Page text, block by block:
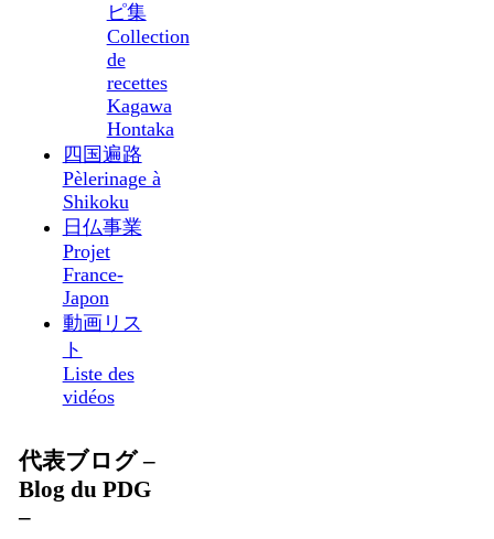
ピ集
Collection
de
recettes
Kagawa
Hontaka
四国遍路
Pèlerinage à
Shikoku
日仏事業
Projet
France-
Japon
動画リス
ト
Liste des
vidéos
代表ブログ –
Blog du PDG
–